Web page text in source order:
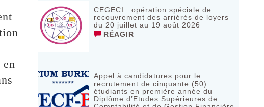
CEGECI : opération spéciale de
recouvrement des arriérés de loyers
du 20 juillet au 19 août 2026
RÉAGIR
Appel à candidatures pour le
recrutement de cinquante (50)
étudiants en première année du
Diplôme d’Etudes Supérieures de